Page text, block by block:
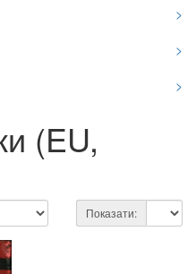
>
>
>
(EU,
Показати: